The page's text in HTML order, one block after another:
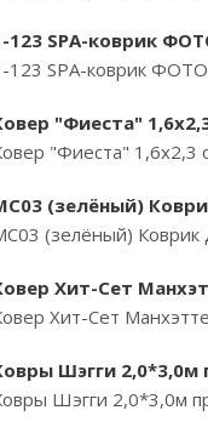
123 SPA-коврик
123 SPA-коврик
"Фиеста"
"Фиеста" 1,6х2,3
(зелёный)
(зелёный) Коврик
Хит-Сет
Хит-Сет
Шэгги 2,0*3,0м
Шэгги 2,0*3,0м